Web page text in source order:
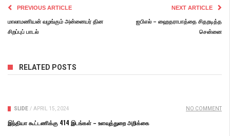
PREVIOUS ARTICLE
மாலாமணியன் வழங்கும் அன்னையர் தின
சிறப்புப் பாடல்
NEXT ARTICLE
ஐபிஎல் – ஹைதராபாத்தை சிதறடித்த
சென்னை
RELATED POSTS
SLIDE / APRIL 15, 2024 NO COMMENT
இந்தியா கூட்டணிக்கு 414 இடங்கள் – உளவுத்துறை அறிக்கை